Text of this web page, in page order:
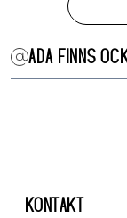
ADA FINNS
KONTAKT